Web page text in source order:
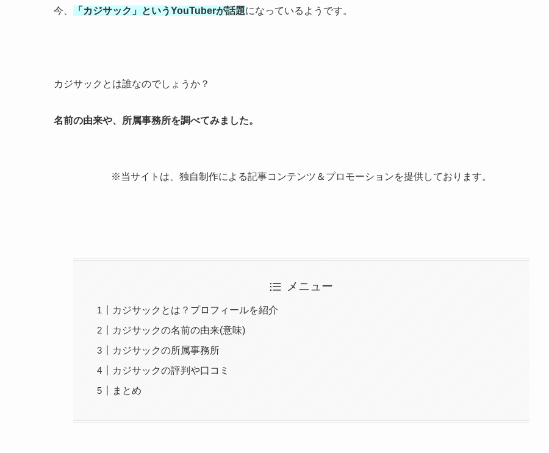
今、 「カジサック」というYouTuberが話題になっているようです。
カジサックとは誰なのでしょうか？
名前の由来や、所属事務所を調べてみました。
※当サイトは、独自制作による記事コンテンツ＆プロモーションを提供しております。
メニュー
カジサックとは？プロフィールを紹介
カジサックの名前の由来(意味)
カジサックの所属事務所
カジサックの評判や口コミ
まとめ